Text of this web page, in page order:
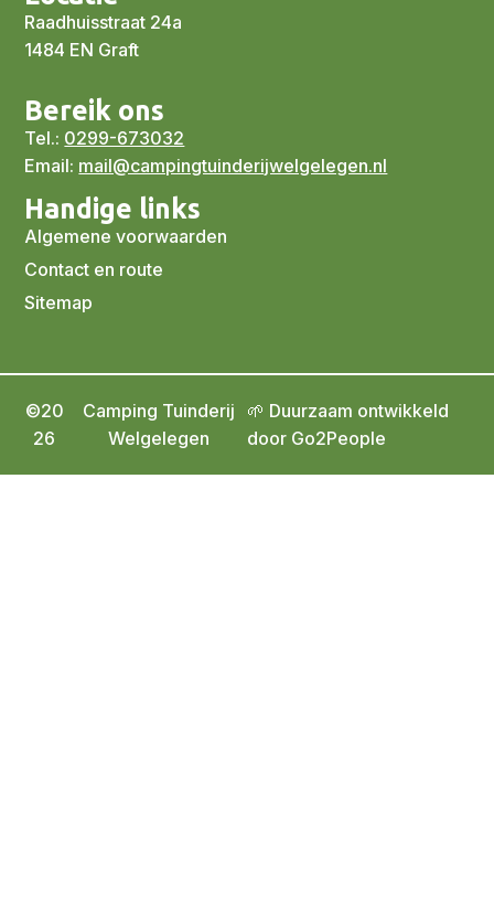
Raadhuisstraat 24a
1484 EN Graft
Bereik ons
Tel.: 0299-673032
Email: mail@campingtuinderijwelgelegen.nl
Handige links
Algemene voorwaarden
Contact en route
Sitemap
©20
26
Camping Tuinderij
Welgelegen
🌱 Duurzaam ontwikkeld
door Go2People